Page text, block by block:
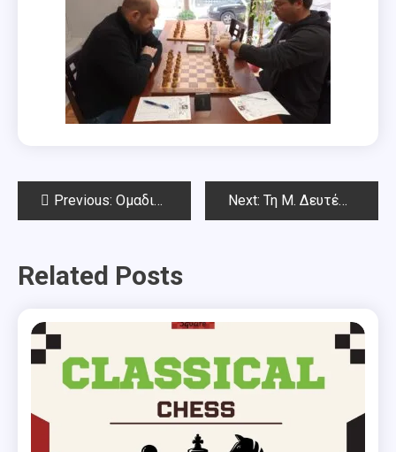
PostPrevious: Ομαδικοί Αγώνες Αττικής 26-03-2023 Next: Τη Μ. Δευτέρα 10-04-2023 το Πασχαλινό Παιδικό-Νεανικό Rapid (κάτω των 15)
Related Posts